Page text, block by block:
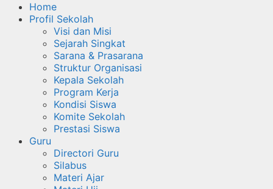
Home
Profil Sekolah
Visi dan Misi
Sejarah Singkat
Sarana & Prasarana
Struktur Organisasi
Kepala Sekolah
Program Kerja
Kondisi Siswa
Komite Sekolah
Prestasi Siswa
Guru
Directori Guru
Silabus
Materi Ajar